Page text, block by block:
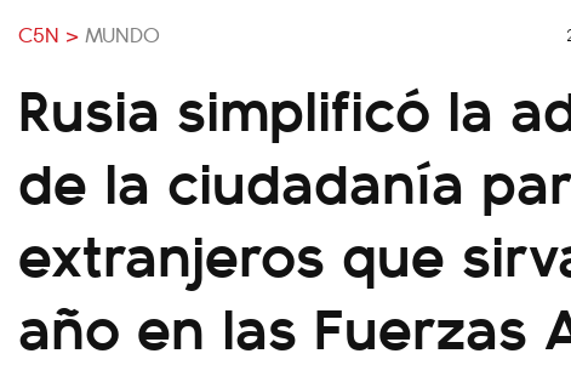
C5N > MUNDO
Rusia simplificó la
de la ciudadanía
extranjeros que
año en las Fuerzas